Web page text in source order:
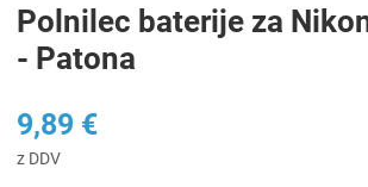
Polnilec baterije za
- Patona
9,89 €
z DDV